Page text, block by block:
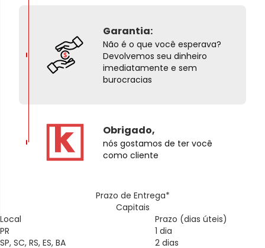
Garantia:
Não é o que você esperava?
Devolvemos seu dinheiro
imediatamente e sem
burocracias
Obrigado,
nós gostamos de ter você
como cliente
Prazo de Entrega*
Capitais
Local
Prazo (dias úteis)
PR
1 dia
SP, SC, RS, ES, BA
2 dias